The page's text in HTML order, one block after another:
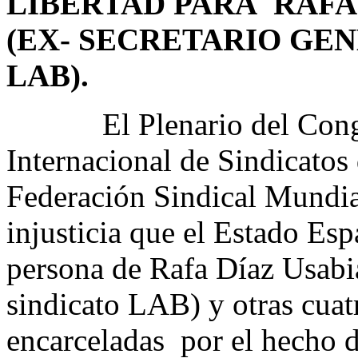
(EX- SECRETARIO
LAB).
El Plenario del
Internacional de
Federación Sindical
injusticia que el Estado
persona de Rafa Díaz
sindicato LAB) y otras
encarceladas por el hecho